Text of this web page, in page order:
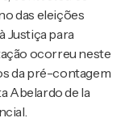
das eleições
Justiça para
ocorreu neste
da pré-contagem
Abelardo de la